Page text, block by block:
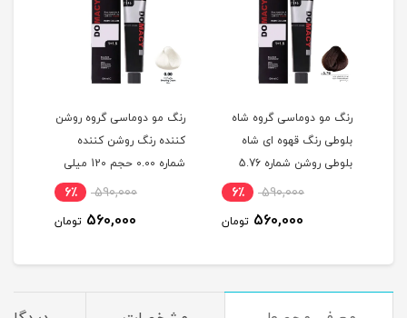
رنگ مو دوماسی گروه شاه
بلوطی رنگ قهوه ای شاه
بلوطی روشن شماره 5.76
590,000 6٪
560,000 تومان
رنگ مو دوماسی گروه روشن
کننده رنگ روشن کننده
شماره 0.00 حجم 120 میلی
590,000 6٪
560,000 تومان